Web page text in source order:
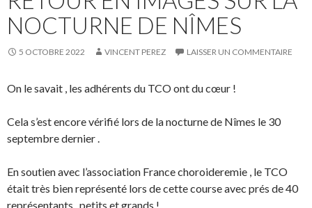
NOCTURNE DE NÎMES
5 OCTOBRE 2022 VINCENT PEREZ LAISSER UN COMMENTAIRE
On le savait , les adhérents du TCO ont du cœur !
Cela s’est encore vérifié lors de la nocturne de Nîmes le 30
septembre dernier .
En soutien avec l’association France choroideremie , le TCO
était très bien représenté lors de cette course avec prés de 40
représentants , petits et grands !